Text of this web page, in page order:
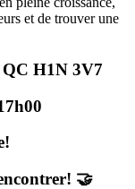
et de trouver une
H1N 3V7
🤝